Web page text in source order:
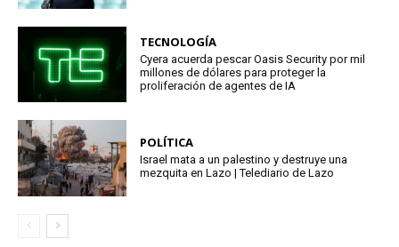
TECNOLOGÍA
Cyera acuerda pescar Oasis Security por mil
millones de dólares para proteger la
proliferación de agentes de IA
POLÍTICA
Israel mata a un palestino y destruye una
mezquita en Lazo | Telediario de Lazo